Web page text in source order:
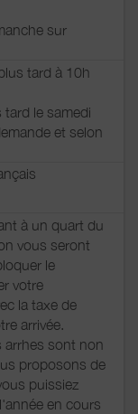
sur
tard à 10h
tard le samedi
et selon
à un quart du
vous seront
le
votre
la taxe de
arrivée.
arrhes sont non
proposons de
puissiez
en cours